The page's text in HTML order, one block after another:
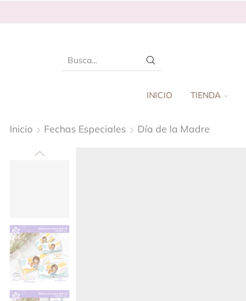
INICIO TIENDA
Inicio Fechas Especiales Día de la Madre